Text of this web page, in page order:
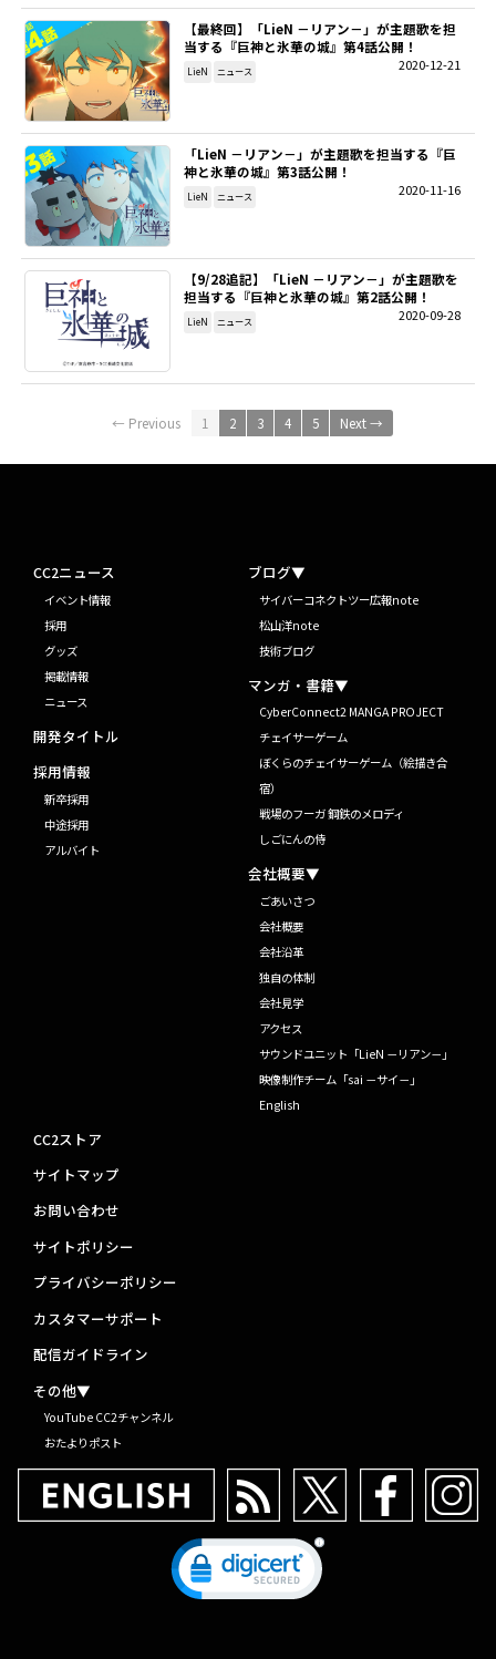
【最終回】「LieN －リアン－」が主題歌を担
当する『巨神と氷華の城』第4話公開！
2020-12-21
LieN ニュース
「LieN －リアン－」が主題歌を担当する『巨
神と氷華の城』第3話公開！
2020-11-16
LieN ニュース
【9/28追記】「LieN －リアン－」が主題歌を
担当する『巨神と氷華の城』第2話公開！
2020-09-28
LieN ニュース
← Previous 1 2 3 4 5 Next →
CC2ニュース
イベント情報
採用
グッズ
掲載情報
ニュース
開発タイトル
採用情報
新卒採用
中途採用
アルバイト
ブログ▼
サイバーコネクトツー広報note
松山洋note
技術ブログ
マンガ・書籍▼
CyberConnect2 MANGA PROJECT
チェイサーゲーム
ぼくらのチェイサーゲーム（絵描き合
宿）
戦場のフーガ 鋼鉄のメロディ
しごにんの侍
会社概要▼
ごあいさつ
会社概要
会社沿革
独自の体制
会社見学
アクセス
サウンドユニット「LieN －リアン－」
映像制作チーム「sai －サイ－」
English
CC2ストア
サイトマップ
お問い合わせ
サイトポリシー
プライバシーポリシー
カスタマーサポート
配信ガイドライン
その他▼
YouTube CC2チャンネル
おたよりポスト